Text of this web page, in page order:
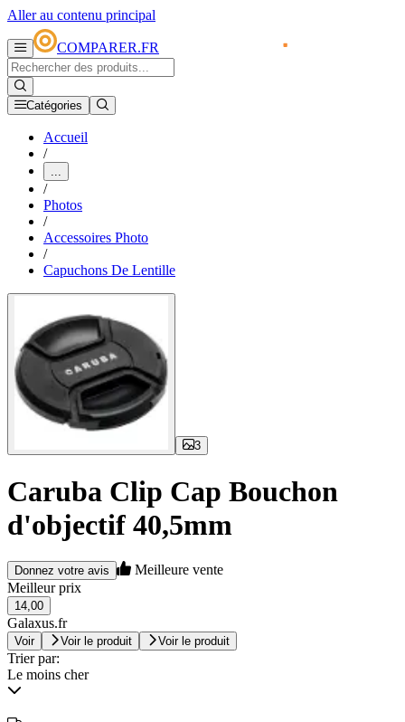
Aller au contenu principal
COMPARER.FR
Catégories
Accueil
/
...
/
Photos
/
Accessoires Photo
/
Capuchons De Lentille
3
Caruba Clip Cap Bouchon
d'objectif 40,5mm
Donnez votre avis
Meilleure vente
Meilleur prix
14,00
Galaxus.fr
Voir Voir le produit Voir le produit
Trier par:
Le moins cher